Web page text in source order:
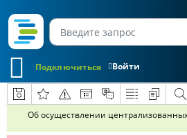
Войти
Подключиться
Об осуществлении